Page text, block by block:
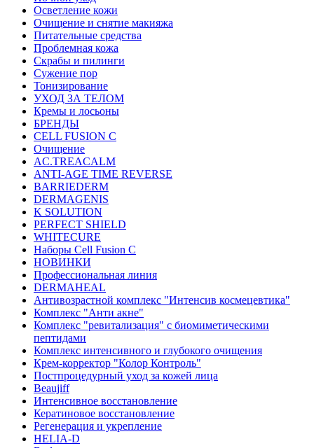
Осветление кожи
Очищение и снятие макияжа
Питательные средства
Проблемная кожа
Скрабы и пилинги
Сужение пор
Тонизирование
УХОД ЗА ТЕЛОМ
Кремы и лосьоны
БРЕНДЫ
CELL FUSION C
Очищение
AC.TREACALM
ANTI-AGE TIME REVERSE
BARRIEDERM
DERMAGENIS
K SOLUTION
PERFECT SHIELD
WHITECURE
Наборы Cell Fusion C
НОВИНКИ
Профессиональная линия
DERMAHEAL
Антивозрастной комплекс "Интенсив космецевтика"
Комплекс "Анти акне"
Комплекс "ревитализация" с биомиметическими
пептидами
Комплекс интенсивного и глубокого очищения
Крем-корректор "Колор Контроль"
Постпроцедурный уход за кожей лица
Beaujiff
Интенсивное восстановление
Кератиновое восстановление
Регенерация и укрепление
HELIA-D